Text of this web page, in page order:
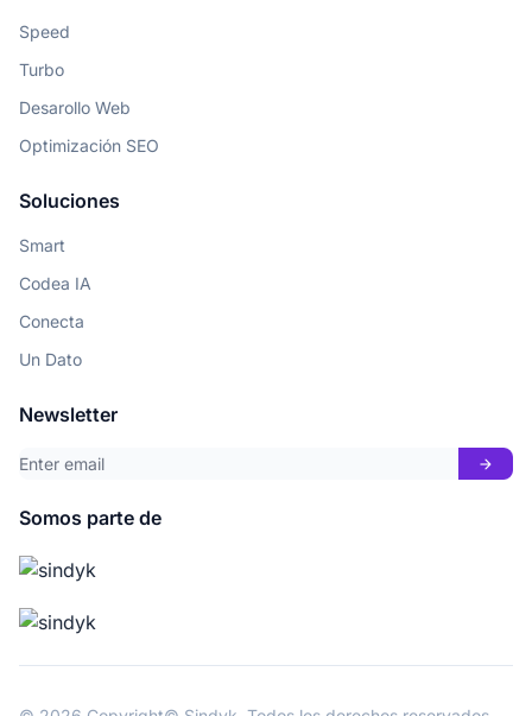
Speed
Turbo
Desarollo Web
Optimización SEO
Soluciones
Smart
Codea IA
Conecta
Un Dato
Newsletter
arrow_forward
Somos parte de